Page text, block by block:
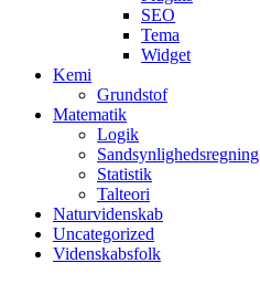
SEO
Tema
Widget
Kemi
Grundstof
Matematik
Logik
Sandsynlighedsregning
Statistik
Talteori
Naturvidenskab
Uncategorized
Videnskabsfolk